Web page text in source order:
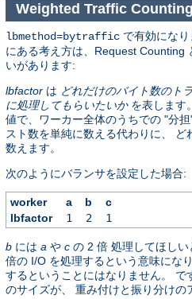
Weighted Traffic
lbmethod=bytraffic で有効にな
にある考え方は、Request Counting
いがあります:
lbfactor は どれだけのバイト数のト
に処理してもらいたいかを表します
値で、ワーカー全体のうちでの "分
スト数を単純に数える代わりに、
数えます。
次のようにバランサを設定した場合:
worker a b
c
lbfactor
1 2 1
b には a や c の 2 倍 処理してほしい
倍の I/O を処理するという意味にな
するということにはなりません。 で
のサイズが、 重み付けと振り分けの